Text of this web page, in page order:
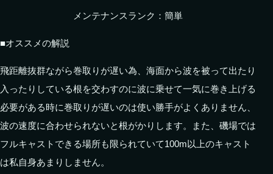
メンテナンスランク：簡単
■オススメの解説
飛距離抜群ながら巻取りが遅い為、海面から波を被って出たり
入ったりしている根を交わすのに波に乗せて一気に巻き上げる
必要がある時に巻取りが遅いのは使い勝手がよくありません、
波の速度に合わせられないと根がかりします。また、磯場では
フルキャストできる場所も限られていて100m以上のキャスト
は私自身あまりしません。